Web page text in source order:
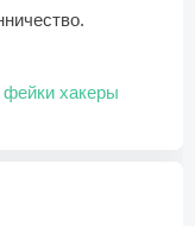
фейки хакеры